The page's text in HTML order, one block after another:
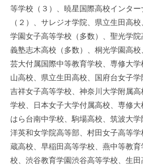
等学校（３）、暁星国際高校インタ
（２）、サレジオ学院、県立生田高
学園女子高等学校（多数）、聖光学
義塾志木高校（多数）、桐光学園高
芸大付属国際中等教育学校、専修大
山高校、県立生田高校、国府台女子学
吉祥女子高等学校、神奈川大学附属
学校、日本女子大学付属高校、専修
はら台南中学校、駒場高校、筑波大
洋英和女学院高等部、村田女子高等
蔵高校、早稲田高等学校、燕中等教
校、渋谷教育学園渋谷高等学校、生